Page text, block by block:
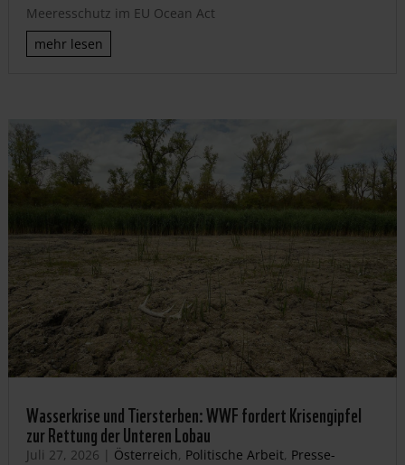
Meeresschutz im EU Ocean Act
mehr lesen
Wasserkrise und Tiersterben: WWF fordert Krisengipfel
zur Rettung der Unteren Lobau
Juli 27, 2026 | Österreich, Politische Arbeit, Presse-